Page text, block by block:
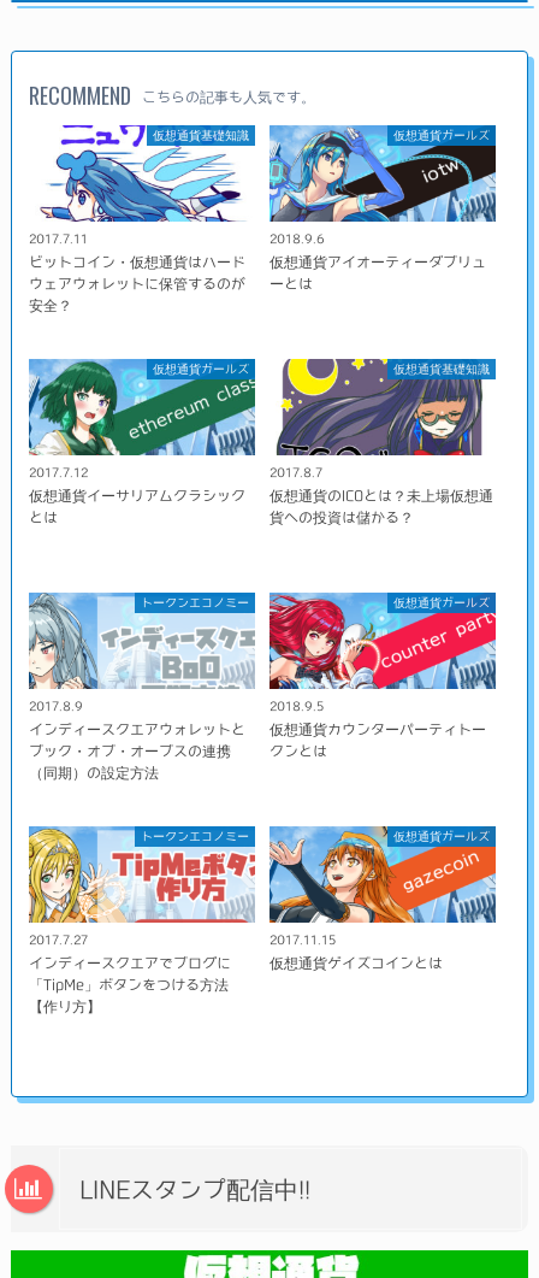
RECOMMEND こちらの記事も人気です。
仮想通貨基礎知識
2017.7.11
ビットコイン・仮想通貨はハード
ウェアウォレットに保管するのが
安全？
仮想通貨ガールズ
2018.9.6
仮想通貨アイオーティーダブリュ
ーとは
仮想通貨ガールズ
2017.7.12
仮想通貨イーサリアムクラシック
とは
仮想通貨基礎知識
2017.8.7
仮想通貨のICOとは？未上場仮想通
貨への投資は儲かる？
トークンエコノミー
2017.8.9
インディースクエアウォレットと
ブック・オブ・オーブスの連携
（同期）の設定方法
仮想通貨ガールズ
2018.9.5
仮想通貨カウンターパーティトー
クンとは
トークンエコノミー
2017.7.27
インディースクエアでブログに
「TipMe」ボタンをつける方法
【作り方】
仮想通貨ガールズ
2017.11.15
仮想通貨ゲイズコインとは
LINEスタンプ配信中!!